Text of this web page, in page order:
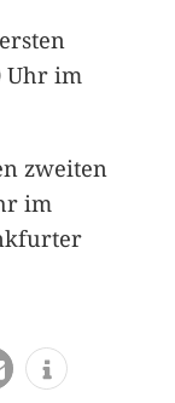
Uhr im
zweiten
im